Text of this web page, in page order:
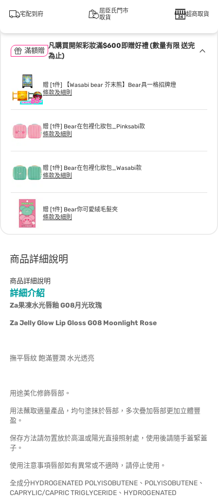
宅配到府
屈臣氏門市
取貨
超商取貨
滿額贈
凡購買開架彩妝滿$600即贈好禮 (數量有限 送完
為止)
贈 [1件] 【Wasabi bear 芥末熊】Bear具一格招牌燈
條款及細則
贈 [1件] Bear在包裡化妝包_Pinksabi款
條款及細則
贈 [1件] Bear在包裡化妝包_Wasabi款
條款及細則
贈 [1件] Bear你可愛絨毛髮夾
條款及細則
商品詳細說明
商品詳細說明
詳細介紹
Za果凍水光唇釉 G08月光玫瑰
Za Jelly Glow Lip Gloss G08 Moonlight Rose
撫平唇紋 飽滿豐潤 水光透亮
用途美化修飾唇部。
用法蘸取適量產品，均勻塗抹於唇部，多次疊加唇部更加立體豐
盈。
保存方法請勿置放於高溫或陽光直接照射處，使用後請隨手蓋緊蓋
子。
使用注意事項唇部如有異常或不適時，請停止使用。
全成分HYDROGENATED POLYISOBUTENE、POLYISOBUTENE、
CAPRYLIC/CAPRIC TRIGLYCERIDE、HYDROGENATED